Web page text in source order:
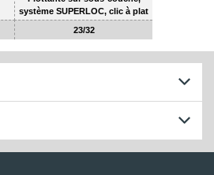
système SUPERLOC, clic à plat
23/32